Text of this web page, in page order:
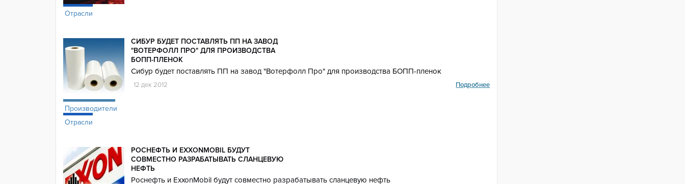
Отрасли
Производители
Отрасли
СИБУР БУДЕТ ПОСТАВЛЯТЬ ПП НА ЗАВОД
"ВОТЕРФОЛЛ ПРО" ДЛЯ ПРОИЗВОДСТВА
БОПП-ПЛЕНОК
Сибур будет поставлять ПП на завод "Вотерфолл Про" для производства БОПП-пленок
12 дек 2012 Подробнее
РОСНЕФТЬ И EXXONMOBIL БУДУТ
СОВМЕСТНО РАЗРАБАТЫВАТЬ СЛАНЦЕВУЮ
НЕФТЬ
Роснефть и ExxonMobil будут совместно разрабатывать сланцевую нефть